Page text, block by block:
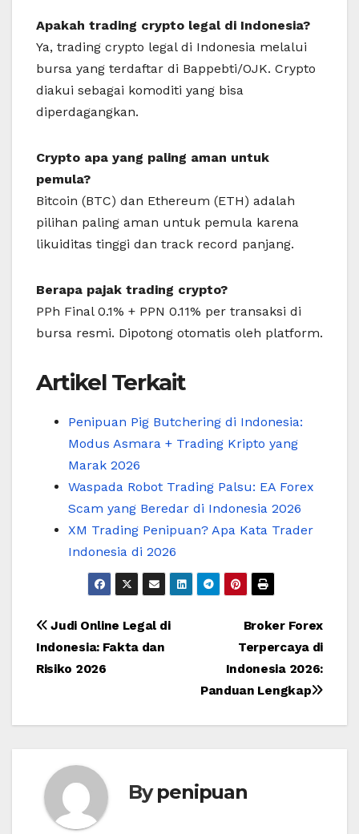
Apakah trading crypto legal di Indonesia?
Ya, trading crypto legal di Indonesia melalui
bursa yang terdaftar di Bappebti/OJK. Crypto
diakui sebagai komoditi yang bisa
diperdagangkan.
Crypto apa yang paling aman untuk
pemula?
Bitcoin (BTC) dan Ethereum (ETH) adalah
pilihan paling aman untuk pemula karena
likuiditas tinggi dan track record panjang.
Berapa pajak trading crypto?
PPh Final 0.1% + PPN 0.11% per transaksi di
bursa resmi. Dipotong otomatis oleh platform.
Artikel Terkait
Penipuan Pig Butchering di Indonesia:
Modus Asmara + Trading Kripto yang
Marak 2026
Waspada Robot Trading Palsu: EA Forex
Scam yang Beredar di Indonesia 2026
XM Trading Penipuan? Apa Kata Trader
Indonesia di 2026
Post
navigation
Broker Forex
Terpercaya di
Indonesia 2026:
Panduan Lengkap
Judi Online Legal di
Indonesia: Fakta dan
Risiko 2026
Bypenipuan